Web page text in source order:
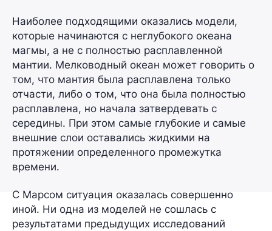
Наиболее подходящими оказались модели,
которые начинаются с неглубокого океана
магмы, а не с полностью расплавленной
мантии. Мелководный океан может говорить о
том, что мантия была расплавлена только
отчасти, либо о том, что она была полностью
расплавлена, но начала затвердевать с
середины. При этом самые глубокие и самые
внешние слои оставались жидкими на
протяжении определенного промежутка
времени.
С Марсом ситуация оказалась совершенно
иной. Ни одна из моделей не сошлась с
результатами предыдущих исследований